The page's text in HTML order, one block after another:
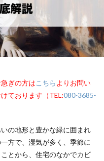
ぎの方はこちら よりお問い
ております（TEL:080-3685-
の地形と豊かな緑に囲まれ
方で、湿気が多く、季節に
とから、住宅のなかでカビ